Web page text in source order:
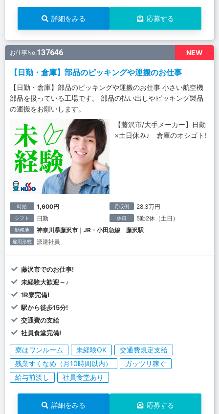
詳細をみる 応募する
NEW
お仕事No.137646
【日勤・倉庫】部品のピッキングや運搬のお仕事
【日勤・倉庫】部品のピッキングや運搬のお仕事 小さい航空機
部品を扱っている工場です。 部品の払い出しやピッキング製品
の運搬をお願いします。
【藤沢市/大手メーカー】日勤
×土日休み♪ 倉庫のオシゴト!
時給 1,600円 月収例 28.3万円
シフト 日勤 休日 5勤2休（土日）
勤務地 神奈川県藤沢市｜JR・小田急線 藤沢駅
雇用形態 派遣社員
藤沢市でのお仕事!
未経験大歓迎～♪
1R寮完備!
駅から徒歩15分!
交通費の支給
社員食堂完備!
寮はワンルーム 未経験OK
交通費規定支給
残業すくなめ（月10時間以内）
ガッツリ稼ぐ
給与前渡し
社員食堂あり
詳細をみる 応募する